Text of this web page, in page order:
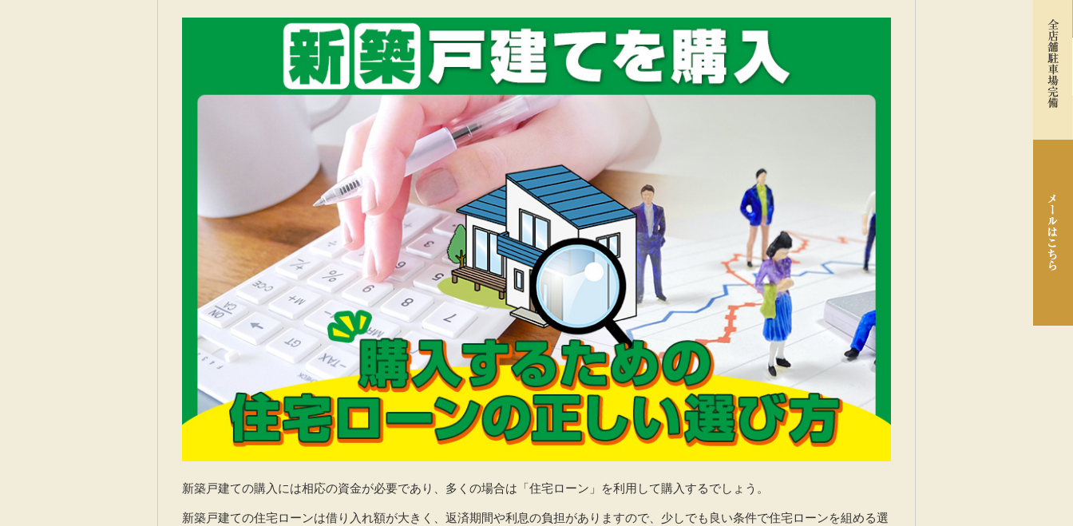
新築戸建ての購入には相応の資金が必要であり、多くの場合は「住宅ローン」を利用して購入するでしょう。
新築戸建ての住宅ローンは借り入れ額が大きく、返済期間や利息の負担がありますので、少しでも良い条件で住宅ローンを組める選